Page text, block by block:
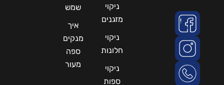
ניקוי
מזגנים
ניקוי
חלונות
ניקוי
ספות
שמש
איך
מנקים
ספה
מעור